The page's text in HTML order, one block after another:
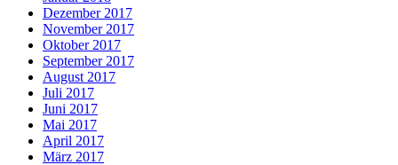
Dezember 2017
November 2017
Oktober 2017
September 2017
August 2017
Juli 2017
Juni 2017
Mai 2017
April 2017
März 2017